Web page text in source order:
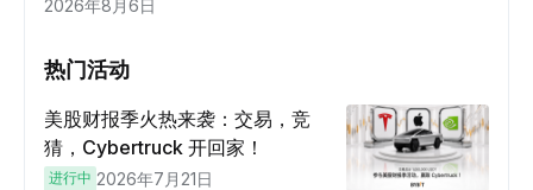
2026年8月6日
热门活动
美股财报季火热来袭：交易，竞
猜，Cybertruck 开回家！
进行中 2026年7月21日